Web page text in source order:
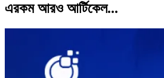
এরকম আরও আর্টিকেল...